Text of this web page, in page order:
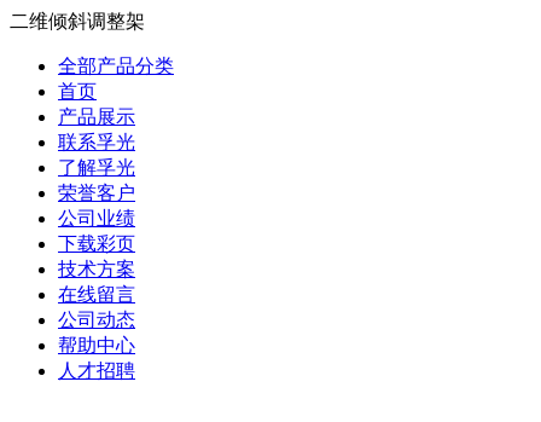
二维倾斜调整架
全部产品分类
首页
产品展示
联系孚光
了解孚光
荣誉客户
公司业绩
下载彩页
技术方案
在线留言
公司动态
帮助中心
人才招聘